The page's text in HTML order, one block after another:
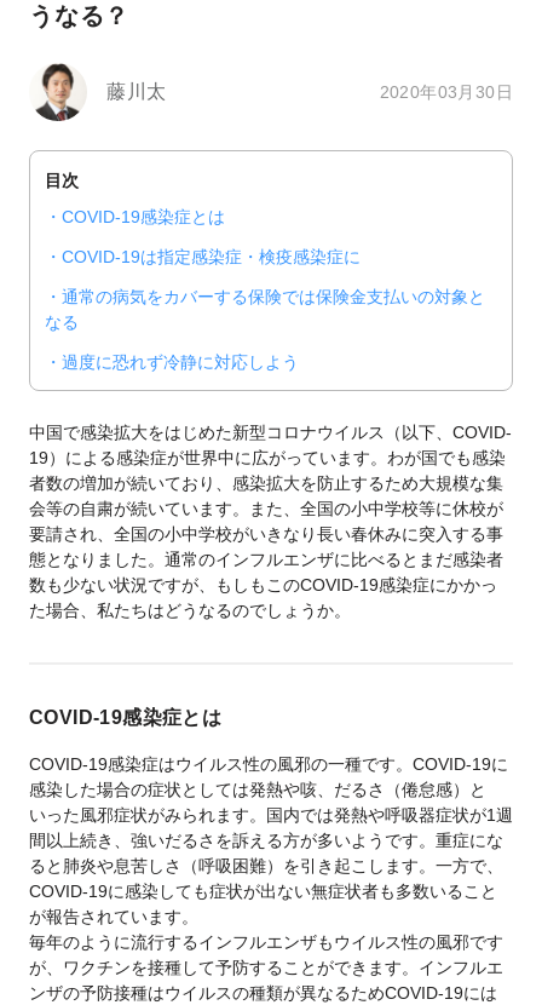
うなる？
藤川太 2020年03月30日
目次
COVID-19感染症とは
COVID-19は指定感染症・検疫感染症に
通常の病気をカバーする保険では保険金支払いの対象と
なる
過度に恐れず冷静に対応しよう
中国で感染拡大をはじめた新型コロナウイルス（以下、COVID-
19）による感染症が世界中に広がっています。わが国でも感染
者数の増加が続いており、感染拡大を防止するため大規模な集
会等の自粛が続いています。また、全国の小中学校等に休校が
要請され、全国の小中学校がいきなり長い春休みに突入する事
態となりました。通常のインフルエンザに比べるとまだ感染者
数も少ない状況ですが、もしもこのCOVID-19感染症にかかっ
た場合、私たちはどうなるのでしょうか。
COVID-19感染症とは
COVID-19感染症はウイルス性の風邪の一種です。COVID-19に
感染した場合の症状としては発熱や咳、だるさ（倦怠感）と
いった風邪症状がみられます。国内では発熱や呼吸器症状が1週
間以上続き、強いだるさを訴える方が多いようです。重症にな
ると肺炎や息苦しさ（呼吸困難）を引き起こします。一方で、
COVID-19に感染しても症状が出ない無症状者も多数いること
が報告されています。
毎年のように流行するインフルエンザもウイルス性の風邪です
が、ワクチンを接種して予防することができます。インフルエ
ンザの予防接種はウイルスの種類が異なるためCOVID-19には